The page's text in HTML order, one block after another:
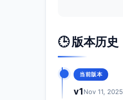
🕒 版本历史
当前版本
v1Nov 11, 2025